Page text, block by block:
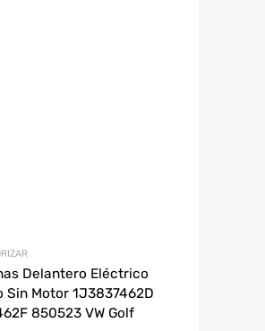
Delantero Eléctrico
Sin Motor 1J3837462D
850523 VW Golf